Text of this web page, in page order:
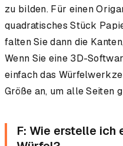
zu bilden. Für einen
quadratisches Stück
falten Sie dann die
Wenn Sie eine 3D-
einfach das
Größe an, um alle Seiten
F: Wie erstelle ich